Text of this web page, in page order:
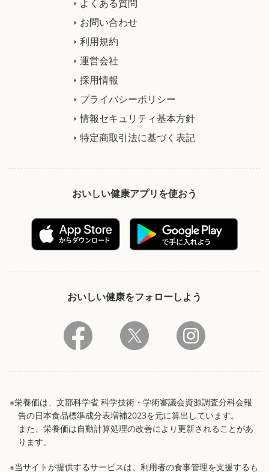
よくある質問
お問い合わせ
利用規約
運営会社
採用情報
プライバシーポリシー
情報セキュリティ基本方針
特定商取引法に基づく表記
おいしい健康アプリを使おう
おいしい健康をフォローしよう
※栄養価は、文部科学省 科学技術・学術審議会資源調査分科会報
告の日本食品標準成分表増補2023を元に算出しています。
また、栄養価は自動計算処理の改善により更新されることがあ
ります。
※当サイトが提供するサービスは、利用者の食事管理を支援するも